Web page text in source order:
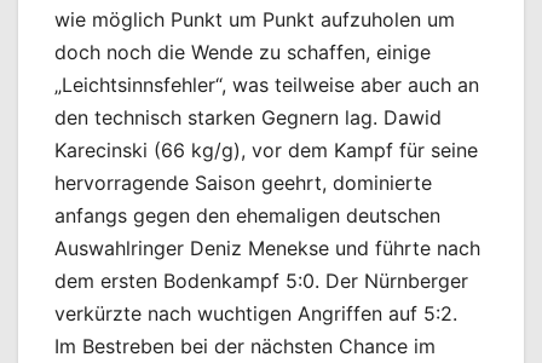
wie möglich Punkt um Punkt aufzuholen um
doch noch die Wende zu schaffen, einige
„Leichtsinnsfehler“, was teilweise aber auch an
den technisch starken Gegnern lag. Dawid
Karecinski (66 kg/g), vor dem Kampf für seine
hervorragende Saison geehrt, dominierte
anfangs gegen den ehemaligen deutschen
Auswahlringer Deniz Menekse und führte nach
dem ersten Bodenkampf 5:0. Der Nürnberger
verkürzte nach wuchtigen Angriffen auf 5:2.
Im Bestreben bei der nächsten Chance im